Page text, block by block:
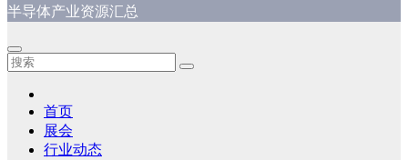
半导体产业资源汇总
首页
展会
行业动态